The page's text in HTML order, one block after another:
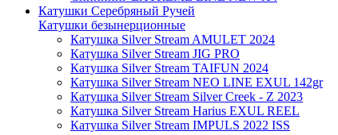
Катушки Серебряный Ручей
Катушки безынерционные
Катушка Silver Stream AMULET 2024
Катушка Silver Stream JIG PRO
Катушка Silver Stream TAIFUN 2024
Катушка Silver Stream NEO LINE EXUL 142gr
Катушка Silver Stream Silver Creek - Z 2023
Катушка Silver Stream Harius EXUL REEL
Катушка Silver Stream IMPULS 2022 ISS